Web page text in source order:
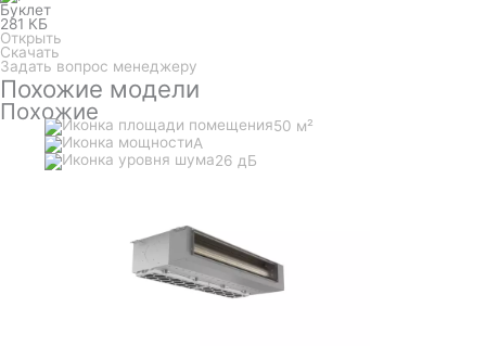
Буклет
281 КБ
Открыть
Скачать
Задать вопрос менеджеру
Похожие модели
Похожие
50 м²
A
26 дБ